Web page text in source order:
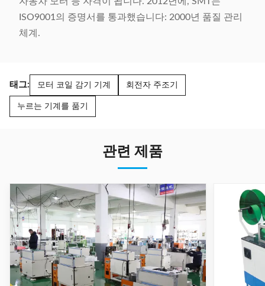
ISO9001의 증명서를 통과했습니다: 2000년 품질 관리
체계.
태그: 모터 코일 감기 기계 회전자 주조기
누르는 기계를 품기
관련 제품